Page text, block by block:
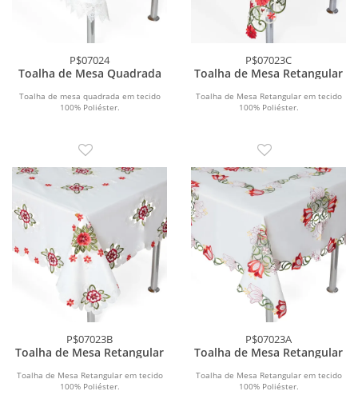
P$07024
Toalha de Mesa Quadrada
Toalha de mesa quadrada em tecido
100% Poliéster.
P$07023C
Toalha de Mesa Retangular
Toalha de Mesa Retangular em tecido
100% Poliéster.
P$07023B
Toalha de Mesa Retangular
Toalha de Mesa Retangular em tecido
100% Poliéster.
P$07023A
Toalha de Mesa Retangular
Toalha de Mesa Retangular em tecido
100% Poliéster.